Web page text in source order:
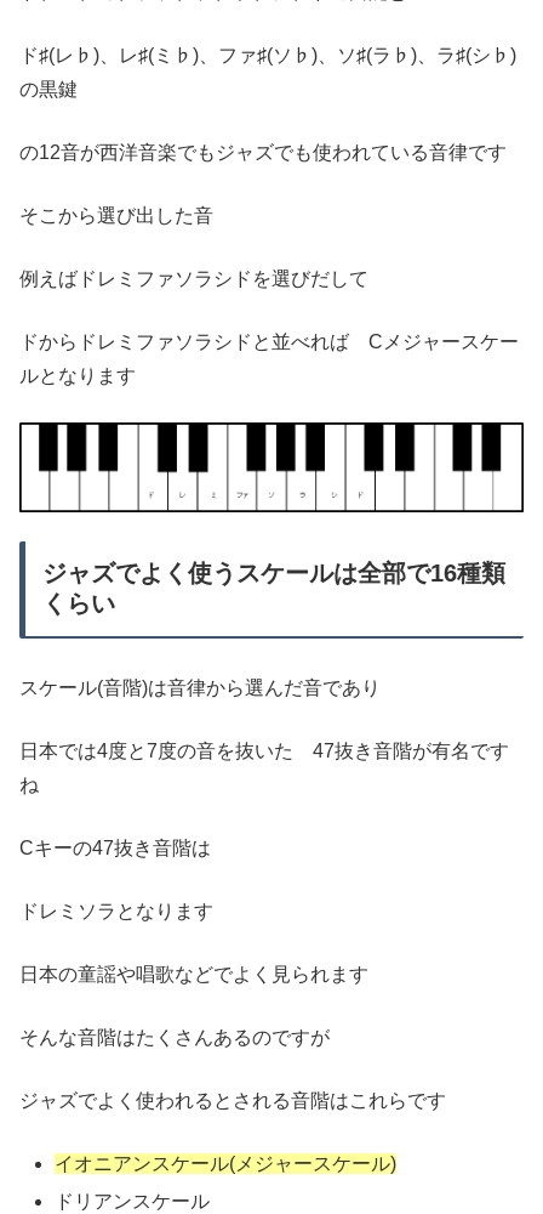
ド♯(レ♭)、レ♯(ミ♭)、ファ♯(ソ♭)、ソ♯(ラ♭)、ラ♯(シ♭)
の黒鍵
の12音が西洋音楽でもジャズでも使われている音律です
そこから選び出した音
例えばドレミファソラシドを選びだして
ドからドレミファソラシドと並べれば Cメジャースケー
ルとなります
ジャズでよく使うスケールは全部で16種類
くらい
スケール(音階)は音律から選んだ音であり
日本では4度と7度の音を抜いた 47抜き音階が有名です
ね
Cキーの47抜き音階は
ドレミソラとなります
日本の童謡や唱歌などでよく見られます
そんな音階はたくさんあるのですが
ジャズでよく使われるとされる音階はこれらです
イオニアンスケール(メジャースケール)
ドリアンスケール